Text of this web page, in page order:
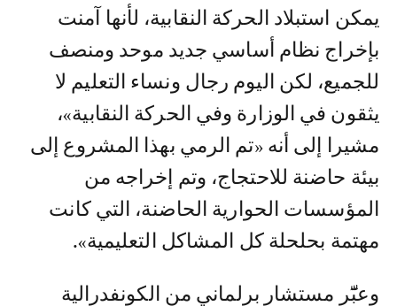
يمكن استبلاد الحركة النقابية، لأنها آمنت
بإخراج نظام أساسي جديد موحد ومنصف
للجميع، لكن اليوم رجال ونساء التعليم لا
يثقون في الوزارة وفي الحركة النقابية»،
مشيرا إلى أنه «تم الرمي بهذا المشروع إلى
بيئة حاضنة للاحتجاج، وتم إخراجه من
المؤسسات الحوارية الحاضنة، التي كانت
مهتمة بحلحلة كل المشاكل التعليمية».
وعبّٓر مستشار برلماني من الكونفدرالية